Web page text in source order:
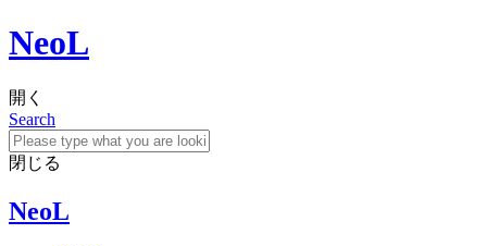
NeoL
開く
Search
閉じる
NeoL